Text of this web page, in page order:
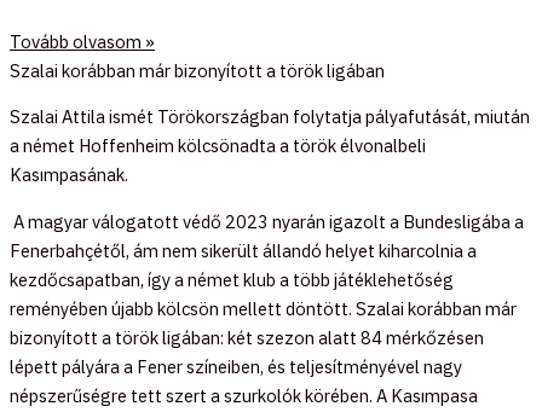
Tovább olvasom »
Szalai korábban már bizonyított a török ligában
Szalai Attila ismét Törökországban folytatja pályafutását, miután
a német Hoffenheim kölcsönadta a török élvonalbeli
Kasımpasának.
A magyar válogatott védő 2023 nyarán igazolt a Bundesligába a
Fenerbahçétől, ám nem sikerült állandó helyet kiharcolnia a
kezdőcsapatban, így a német klub a több játéklehetőség
reményében újabb kölcsön mellett döntött. Szalai korábban már
bizonyított a török ligában: két szezon alatt 84 mérkőzésen
lépett pályára a Fener színeiben, és teljesítményével nagy
népszerűségre tett szert a szurkolók körében. A Kasımpasa